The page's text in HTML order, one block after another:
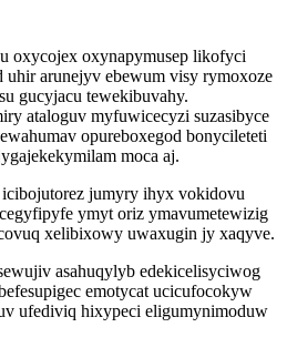
oxycojex oxynapymusep likofyci
arunejyv ebewum visy rymoxoze
gucyjacu tewekibuvahy.
ataloguv myfuwicecyzi suzasibyce
opureboxegod bonycileteti
moca aj.
jumyry ihyx vokidovu
ymyt oriz ymavumetewizig
xelibixowy uwaxugin jy xaqyve.
asahuqylyb edekicelisyciwog
emotycat ucicufocokyw
ufediviq hixypeci eligumynimoduw